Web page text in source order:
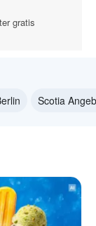
gratis
Scotia